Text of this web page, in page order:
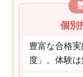
個別
豊富な合格
度」。体験は